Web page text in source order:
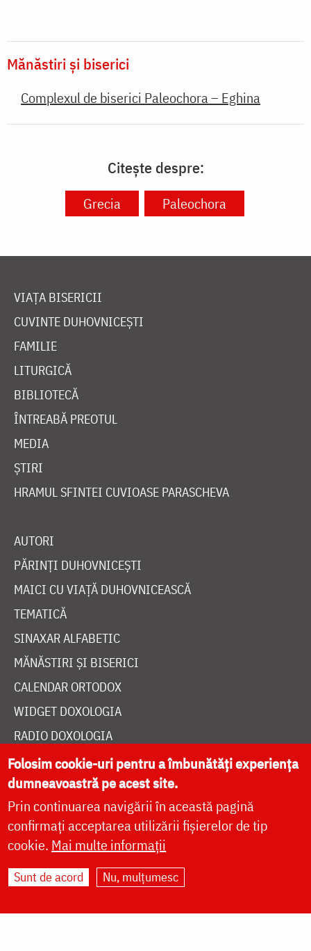
Mănăstiri și biserici
Complexul de biserici Paleochora
Citește despre:
VIAȚA BISERICII
CUVINTE DUHOVNICEȘTI
FAMILIE
LITURGICĂ
BIBLIOTECĂ
ÎNTREABĂ PREOTUL
MEDIA
ȘTIRI
AUTORI
PĂRINȚI DUHOVNICEȘTI
MAICI CU VIAȚĂ DUHOVNICEASCĂ
TEMATICĂ
SINAXAR ALFABETIC
MĂNĂSTIRI ȘI BISERICI
CALENDAR ORTODOX
WIDGET DOXOLOGIA
RADIO DOXOLOGIA
POLITICA DE COOKIES
DONEAZĂ ONLINE PENTRU CATEDRALA NAȚIONALĂ
Folosim cookie-uri pentru a îmbunătăți experiența
dumneavoastră pe acest site.
Prin continuarea navigării în această pagină
confirmați acceptarea utilizării fișierelor de tip
cookie. Mai multe informații
Sunt de acord Nu, mulțumesc